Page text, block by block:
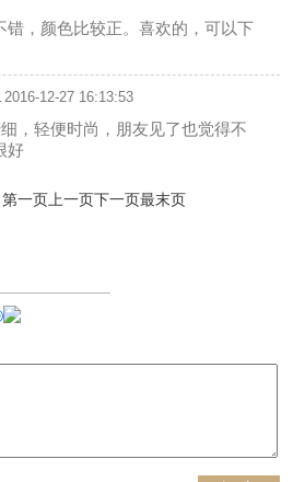
错，颜色比较正。喜欢的，可以下
2016-12-27 16:13:53
，轻便时尚，朋友见了也觉得不
好
第一页 上一页下一页最末页